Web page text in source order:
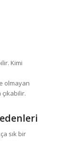
Kimi
olmayan
sık bir